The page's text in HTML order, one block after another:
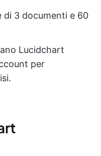
di 3 documenti e 60
Lucidchart
per